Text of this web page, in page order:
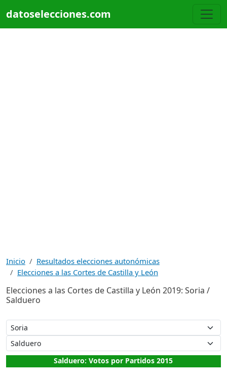
datoselecciones.com
Inicio
Resultados elecciones autonómicas
Elecciones a las Cortes de Castilla y León
Elecciones a las Cortes de Castilla y León 2019: Soria /
Salduero
Salduero: Votos por Partidos 2015